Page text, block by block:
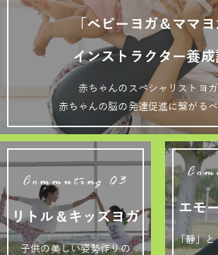
「ベビーヨガ＆ママ
インストラクター養成
赤ちゃんのスペシャリストヨ
赤ちゃんの脳の発達促進に繋がる
Commuting 03
リトル＆キッズヨガ
子供の美しい姿勢作りの
エモ
「静」と